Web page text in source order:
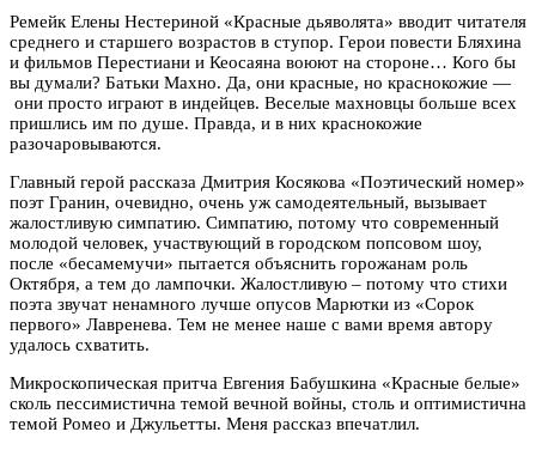
Ремейк Елены Нестериной «Красные дьяволята» вводит читателя
среднего и старшего возрастов в ступор. Герои повести Бляхина
и фильмов Перестиани и Кеосаяна воюют на стороне… Кого бы
вы думали? Батьки Махно. Да, они красные, но краснокожие —
они просто играют в индейцев. Веселые махновцы больше всех
пришлись им по душе. Правда, и в них краснокожие
разочаровываются.
Главный герой рассказа Дмитрия Косякова «Поэтический номер»
поэт Гранин, очевидно, очень уж самодеятельный, вызывает
жалостливую симпатию. Симпатию, потому что современный
молодой человек, участвующий в городском попсовом шоу,
после «бесамемучи» пытается объяснить горожанам роль
Октября, а тем до лампочки. Жалостливую – потому что стихи
поэта звучат ненамного лучше опусов Марютки из «Сорок
первого» Лавренева. Тем не менее наше с вами время автору
удалось схватить.
Микроскопическая притча Евгения Бабушкина «Красные белые»
сколь пессимистична темой вечной войны, столь и оптимистична
темой Ромео и Джульетты. Меня рассказ впечатлил.